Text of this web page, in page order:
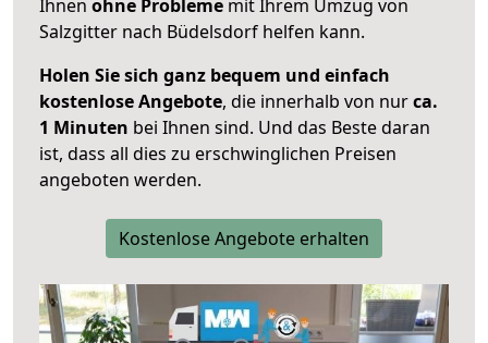
Ihnen ohne Probleme mit Ihrem Umzug von
Salzgitter nach Büdelsdorf helfen kann.
Holen Sie sich ganz bequem und einfach
kostenlose Angebote, die innerhalb von nurca.
1 Minuten bei Ihnen sind. Und das Beste daran
ist, dass all dies zu erschwinglichen Preisen
angeboten werden.
Kostenlose Angebote erhalten